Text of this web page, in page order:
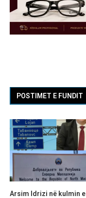
POSTIMET E FUNDIT
Arsim Idrizi në kulmin e